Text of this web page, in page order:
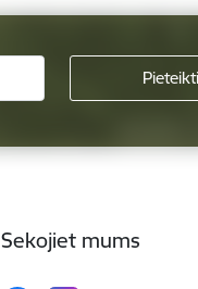
Sekojiet mums